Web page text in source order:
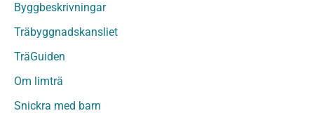
Träpanel och Utvändig beklädnad Behandlat
Träpanel och utvändig beklädnad Obehandlat
Trägolv
Trägolv Obehandlat
Sågat virke
Byggbeskrivningar
Träbyggnadskansliet
TräGuiden
Om limträ
Snickra med barn